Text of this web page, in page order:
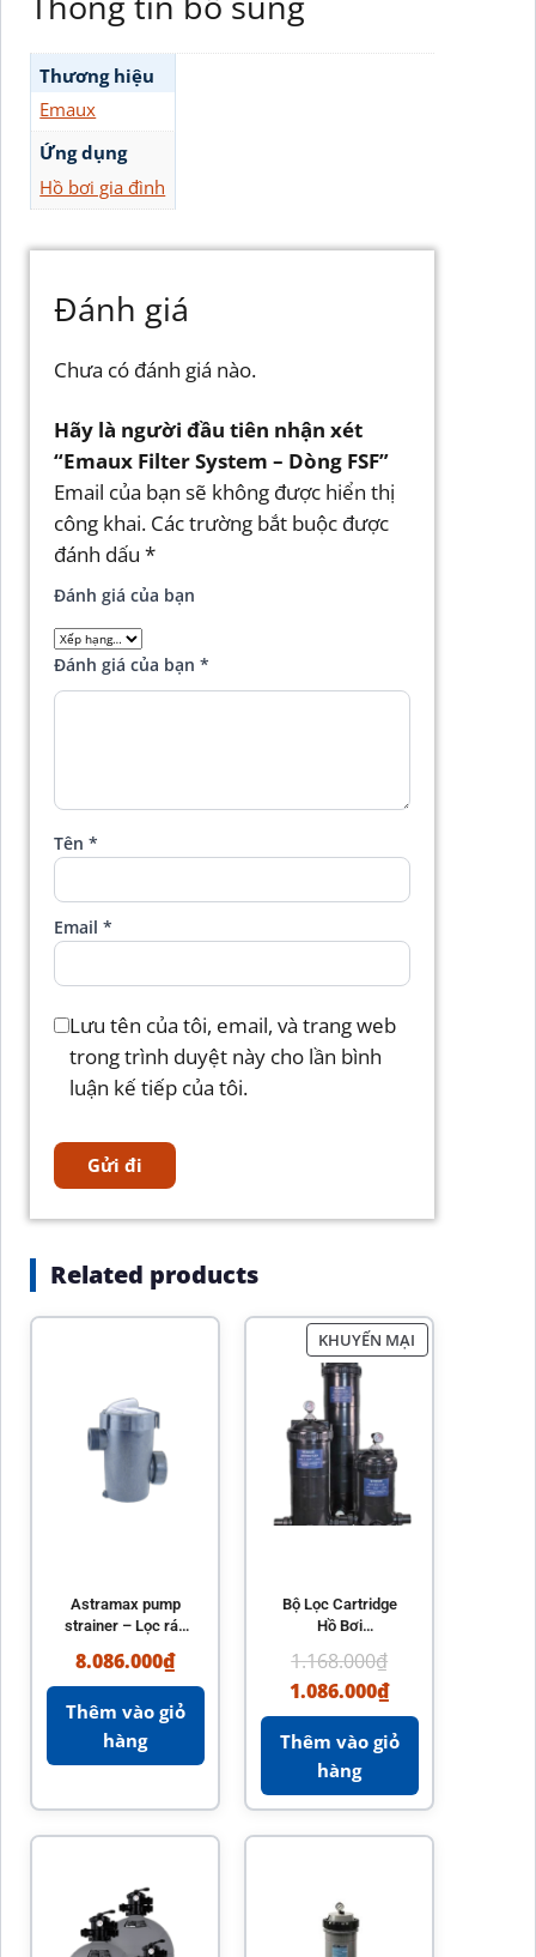
Thương hiệu
Emaux
Ứng dụng
Hồ bơi gia đình
Đánh giá
Chưa có đánh giá nào.
Hãy là người đầu tiên nhận xét
“Emaux Filter System – Dòng FSF”
Email của bạn sẽ không được hiển thị
công khai. Các trường bắt buộc được
đánh dấu *
Đánh giá của bạn
Đánh giá của bạn *
Tên *
Email *
Lưu tên của tôi, email, và trang web
trong trình duyệt này cho lần bình
luận kế tiếp của tôi.
Related products
Astramax pump
strainer – Lọc rác
hiệu quả
8.086.000₫
Thêm vào giỏ
hàng
KHUYẾN MẠI
Bộ Lọc Cartridge
Hồ Bơi
Chính Hãng Tiết
Kiệm Năng Lượng
1.168.000₫
1.086.000₫
Thêm vào giỏ
hàng